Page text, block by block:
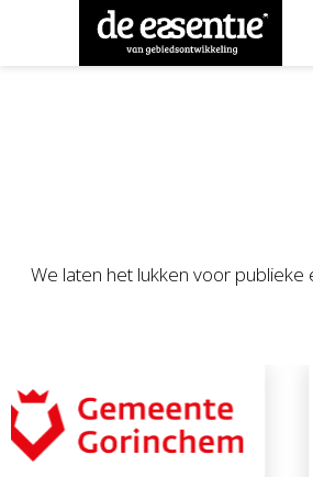
We laten het lukken voor